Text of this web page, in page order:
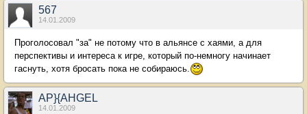
567
14.01.2009
Проголосовал "за" не потому что в альянсе с хаями, а для
перспективы и интереса к игре, который по-немногу начинает
гаснуть, хотя бросать пока не собираюсь.
AP}{AHGEL
14.01.2009